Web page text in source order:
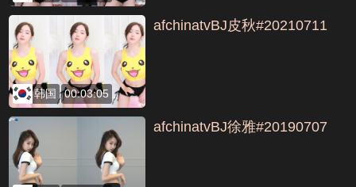
韩国 00:03:05
afchinatvBJ皮秋#20210711
afchinatvBJ徐雅#20190707